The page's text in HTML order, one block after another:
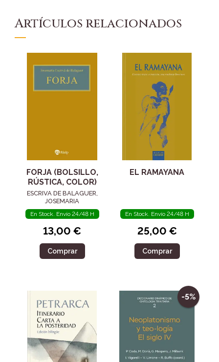
Artículos relacionados
FORJA (BOLSILLO,
RÚSTICA, COLOR)
ESCRIVA DE BALAGUER,
JOSEMARIA
En Stock. Envío 24/48 H
13,00 €
Comprar
EL RAMAYANA
En Stock. Envío 24/48 H
25,00 €
Comprar
-5%